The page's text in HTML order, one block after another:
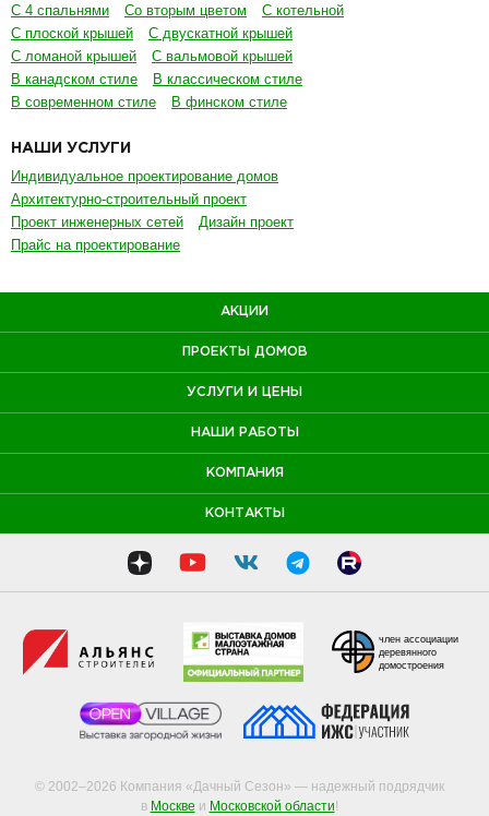
С 4 спальнями Со вторым цветом
С котельной
С плоской крышей
С двускатной крышей
С ломаной крышей
С вальмовой крышей
В канадском стиле
В классическом стиле
В современном стиле
В финском стиле
НАШИ УСЛУГИ
Индивидуальное проектирование домов
Архитектурно-строительный проект
Проект инженерных сетей
Дизайн проект
Прайс на проектирование
АКЦИИ
ПРОЕКТЫ ДОМОВ
УСЛУГИ И ЦЕНЫ
НАШИ РАБОТЫ
КОМПАНИЯ
КОНТАКТЫ
© 2002–2026 Компания «Дачный Сезон» — надежный подрядчик
в Москве и Московской области!
член ассоциации
деревянного
домостроения